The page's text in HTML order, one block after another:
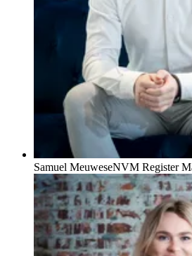
Samuel MeuweseNVM Register